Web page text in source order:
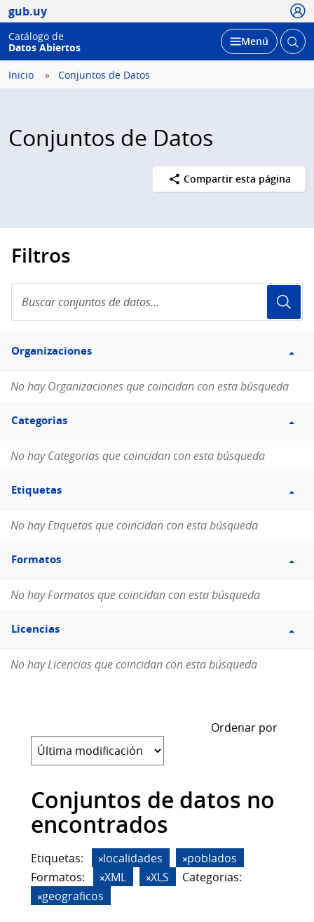
gub.uy
Catálogo de
Datos Abiertos
Desplegar
Menú Abrir
Inicio Conjuntos de Datos
Conjuntos de Datos
Compartir esta página
Filtros
conjuntos
de
Filtro
Organizaciones
Organizaciones
No hay Organizaciones que coincidan con esta búsqueda
Filtro
Categorias
Categorias
No hay Categorias que coincidan con esta búsqueda
Filtro
Etiquetas
Etiquetas
No hay Etiquetas que coincidan con esta búsqueda
Filtro
Formatos
Formatos
No hay Formatos que coincidan con esta búsqueda
Filtro
Licencias
Licencias
No hay Licencias que coincidan con esta búsqueda
Ordenar por
Conjuntos de datos no
encontrados
Etiquetas: localidades
poblados
Formatos:
XML XLS
Categorias:
geograficos